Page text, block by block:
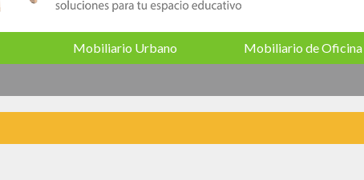
Mobiliario Urbano Mobiliario de Oficina